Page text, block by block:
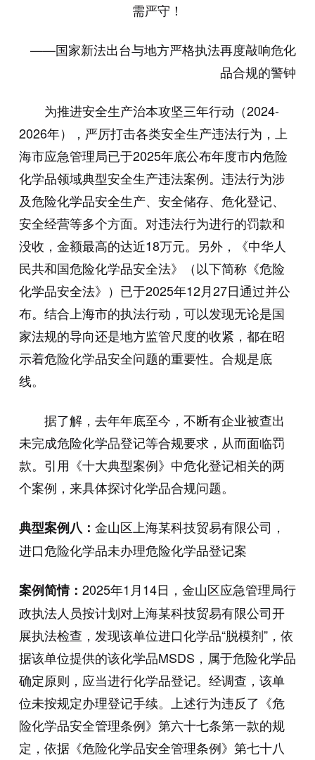
需严守！
——国家新法出台与地方严格执法再度敲响危化
品合规的警钟
为推进安全生产治本攻坚三年行动（2024-
2026年），严厉打击各类安全生产违法行为，上
海市应急管理局已于2025年底公布年度市内危险
化学品领域典型安全生产违法案例。违法行为涉
及危险化学品安全生产、安全储存、危化登记、
安全经营等多个方面。对违法行为进行的罚款和
没收，金额最高的达近18万元。另外，《中华人
民共和国危险化学品安全法》（以下简称《危险
化学品安全法》）已于2025年12月27日通过并公
布。结合上海市的执法行动，可以发现无论是国
家法规的导向还是地方监管尺度的收紧，都在昭
示着危险化学品安全问题的重要性。合规是底
线。
据了解，去年年底至今，不断有企业被查出
未完成危险化学品登记等合规要求，从而面临罚
款。引用《十大典型案例》中危化登记相关的两
个案例，来具体探讨化学品合规问题。
典型案例八： 金山区上海某科技贸易有限公司，
进口危险化学品未办理危险化学品登记案
案例简情： 2025年1月14日，金山区应急管理局行
政执法人员按计划对上海某科技贸易有限公司开
展执法检查，发现该单位进口化学品“脱模剂”，依
据该单位提供的该化学品MSDS，属于危险化学品
确定原则，应当进行化学品登记。经调查，该单
位未按规定办理登记手续。上述行为违反了《危
险化学品安全管理条例》第六十七条第一款的规
定，依据《危险化学品安全管理条例》第七十八